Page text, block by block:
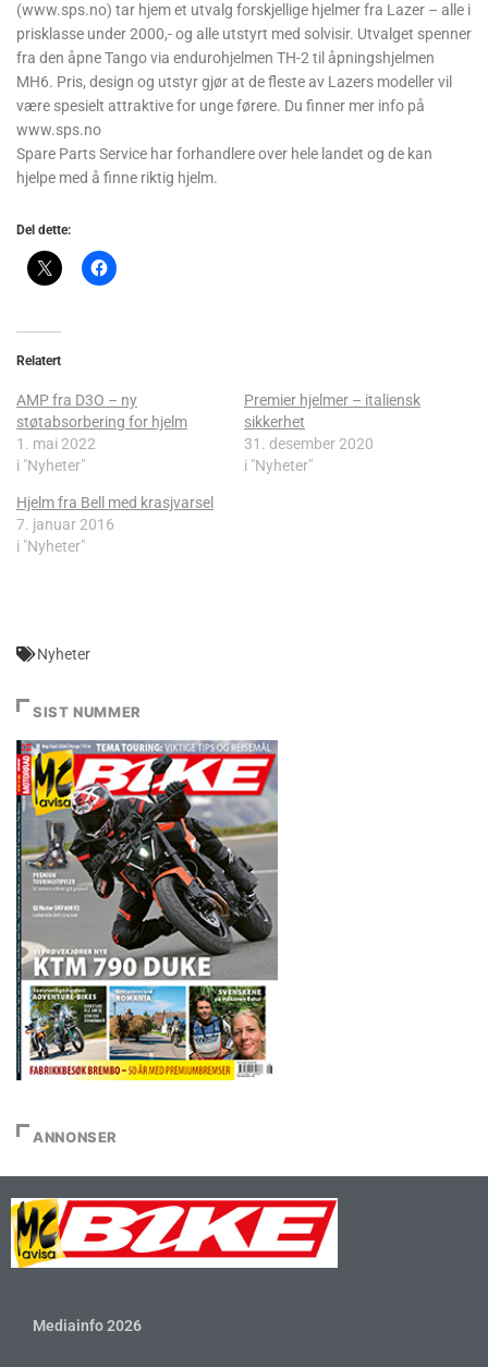
(www.sps.no) tar hjem et utvalg forskjellige hjelmer fra Lazer – alle i
prisklasse under 2000,- og alle utstyrt med solvisir. Utvalget spenner
fra den åpne Tango via endurohjelmen TH-2 til åpningshjelmen
MH6. Pris, design og utstyr gjør at de fleste av Lazers modeller vil
være spesielt attraktive for unge førere. Du finner mer info på
www.sps.no
Spare Parts Service har forhandlere over hele landet og de kan
hjelpe med å finne riktig hjelm.
Del dette:
Relatert
AMP fra D3O – ny
støtabsorbering for hjelm
1. mai 2022
i "Nyheter"
Premier hjelmer – italiensk
sikkerhet
31. desember 2020
i "Nyheter"
Hjelm fra Bell med krasjvarsel
7. januar 2016
i "Nyheter"
Nyheter
SIST NUMMER
ANNONSER
Mediainfo 2026